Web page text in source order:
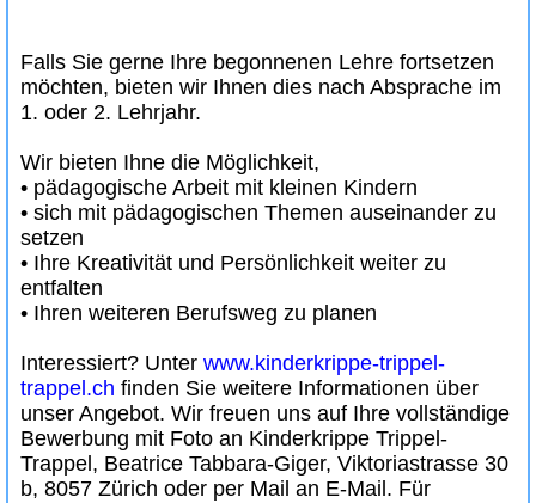
Falls Sie gerne Ihre begonnenen Lehre fortsetzen
möchten, bieten wir Ihnen dies nach Absprache im
1. oder 2. Lehrjahr.
Wir bieten Ihne die Möglichkeit,
• pädagogische Arbeit mit kleinen Kindern
• sich mit pädagogischen Themen auseinander zu
setzen
• Ihre Kreativität und Persönlichkeit weiter zu
entfalten
• Ihren weiteren Berufsweg zu planen
Interessiert? Unter www.kinderkrippe-trippel-
trappel.ch finden Sie weitere Informationen über
unser Angebot. Wir freuen uns auf Ihre vollständige
Bewerbung mit Foto an Kinderkrippe Trippel-
Trappel, Beatrice Tabbara-Giger, Viktoriastrasse 30
b, 8057 Zürich oder per Mail an E-Mail. Für